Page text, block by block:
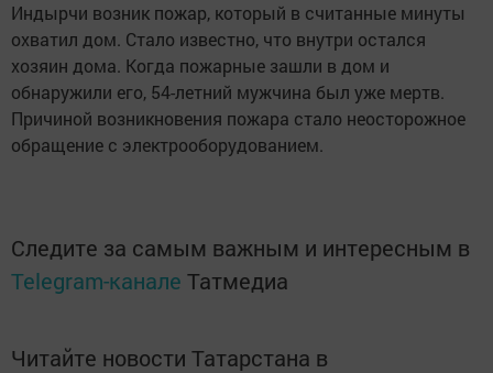
Индырчи возник пожар, который в считанные минуты
охватил дом. Стало известно, что внутри остался
хозяин дома. Когда пожарные зашли в дом и
обнаружили его, 54-летний мужчина был уже мертв.
Причиной возникновения пожара стало неосторожное
обращение с электрооборудованием.
Следите за самым важным и интересным в
Telegram-канале Татмедиа
Читайте новости Татарстана в